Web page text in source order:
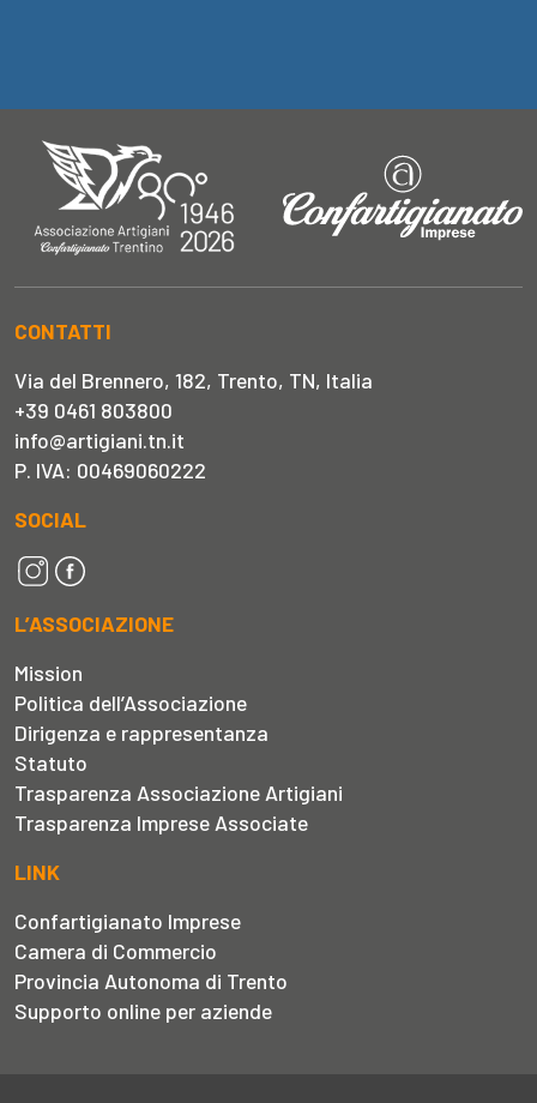
CONTATTI
Via del Brennero, 182, Trento, TN, Italia
+39 0461 803800
info@artigiani.tn.it
P. IVA: 00469060222
SOCIAL
L’ASSOCIAZIONE
Mission
Politica dell’Associazione
Dirigenza e rappresentanza
Statuto
Trasparenza Associazione Artigiani
Trasparenza Imprese Associate
LINK
Confartigianato Imprese
Camera di Commercio
Provincia Autonoma di Trento
Supporto online per aziende